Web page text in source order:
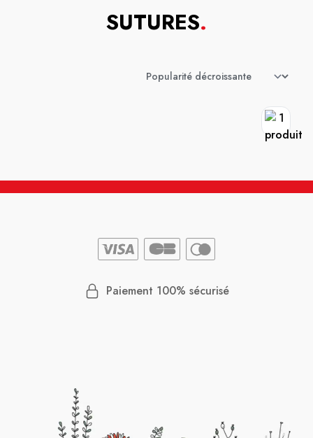
SUTURES.
Paiement 100% sécurisé